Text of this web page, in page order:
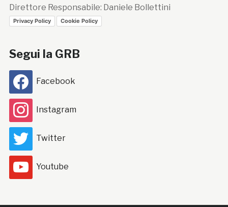
Direttore Responsabile: Daniele Bollettini
Privacy Policy Cookie Policy
Segui la GRB
Facebook
Instagram
Twitter
Youtube